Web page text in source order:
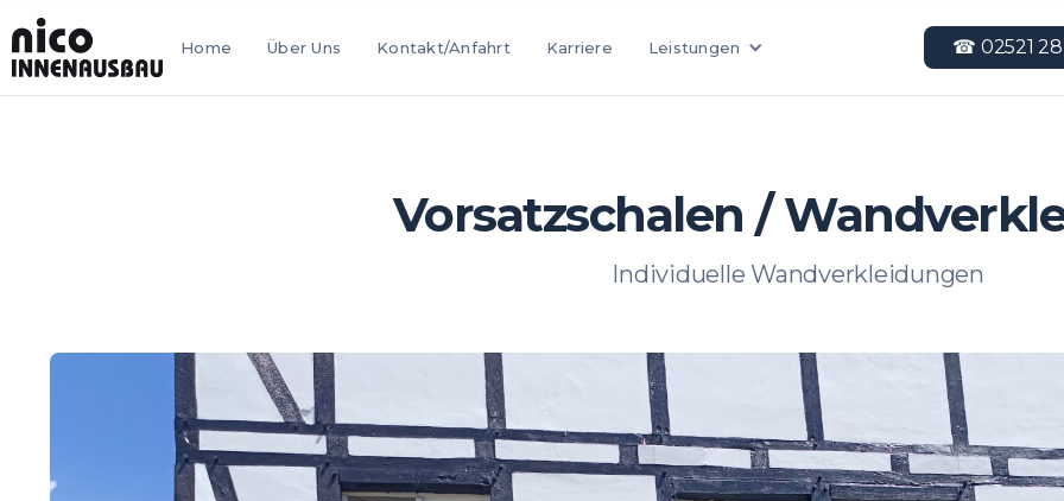
Home Über Uns Kontakt/Anfahrt Karriere Leistungen ☎︎ 02521
Vorsatzschalen /
Individuelle Wandverkleidungen